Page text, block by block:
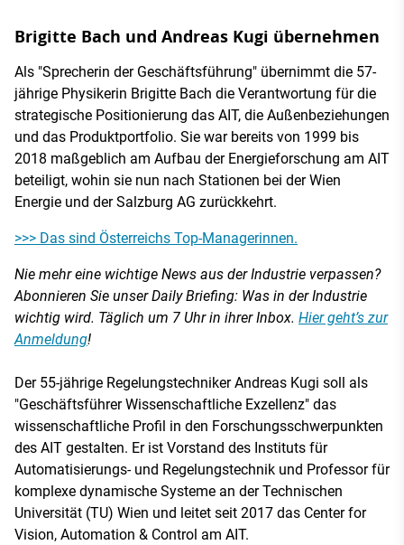
Brigitte Bach und Andreas Kugi übernehmen
Als "Sprecherin der Geschäftsführung" übernimmt die 57-
jährige Physikerin Brigitte Bach die Verantwortung für die
strategische Positionierung das AIT, die Außenbeziehungen
und das Produktportfolio. Sie war bereits von 1999 bis
2018 maßgeblich am Aufbau der Energieforschung am AIT
beteiligt, wohin sie nun nach Stationen bei der Wien
Energie und der Salzburg AG zurückkehrt.
>>> Das sind Österreichs Top-Managerinnen.
Nie mehr eine wichtige News aus der Industrie verpassen?
Abonnieren Sie unser Daily Briefing: Was in der Industrie
wichtig wird. Täglich um 7 Uhr in ihrer Inbox. Hier geht’s zur
Anmeldung!
Der 55-jährige Regelungstechniker Andreas Kugi soll als
"Geschäftsführer Wissenschaftliche Exzellenz" das
wissenschaftliche Profil in den Forschungsschwerpunkten
des AIT gestalten. Er ist Vorstand des Instituts für
Automatisierungs- und Regelungstechnik und Professor für
komplexe dynamische Systeme an der Technischen
Universität (TU) Wien und leitet seit 2017 das Center for
Vision, Automation & Control am AIT.